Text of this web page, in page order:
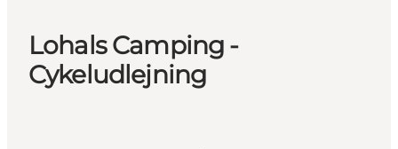
Lohals Camping -
Cykeludlejning